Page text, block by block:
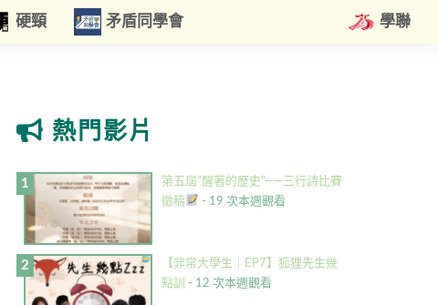
硬頸 矛盾同學會 學聯
熱門影片
第五屆”醒著的歷史”——三行詩比賽
徵稿
- 19 次本週觀看
【非常大學生｜EP7】狐狸先生幾
點訓 - 12 次本週觀看